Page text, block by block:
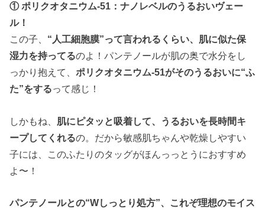
① ポリクオタニウム-51：ナノレベルのうるおいヴェー
ル！
この子、 “人工細胞膜”って言われるくらい、肌に似た保
湿力を持ってるのよ！パンテノールが肌の奥で水分をし
っかり抱えて、ポリクオタニウム-51がそのうるおいに“ふ
た”をするって感じ！
しかもね、
肌にピタッと吸着して、うるおいを長時間キ
ープしてくれるの。だから敏感肌ちゃんや乾燥しやすい
子には、このふたりのタッグがほんっっとうにおすすめ
よ〜！
パンテノールとの“Wしっとり処方”、これぞ理想のモイス